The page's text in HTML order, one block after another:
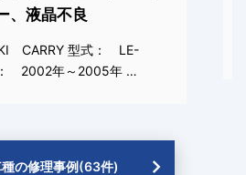
、液晶不良
CARRY 型式： LE-
2002年～2005年 …
種の修理事例(63件)